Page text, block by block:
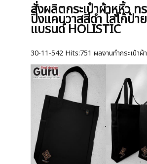
สั่งผลิตกระเป๋าผ้าหูหิ้ว ท
ปิ้งแคนวาสสีดำ โลโก้ป้า
แบรนด์ HOLISTIC
30-11-542 Hits:751 ผลงานทำกระเป๋าผ้า